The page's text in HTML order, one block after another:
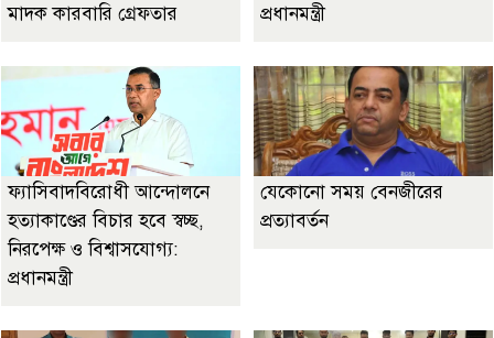
মাদক কারবারি গ্রেফতার
প্রধানমন্ত্রী
ফ্যাসিবাদবিরোধী আন্দোলনে
হত্যাকাণ্ডের বিচার হবে স্বচ্ছ,
নিরপেক্ষ ও বিশ্বাসযোগ্য:
প্রধানমন্ত্রী
যেকোনো সময় বেনজীরের
প্রত্যাবর্তন